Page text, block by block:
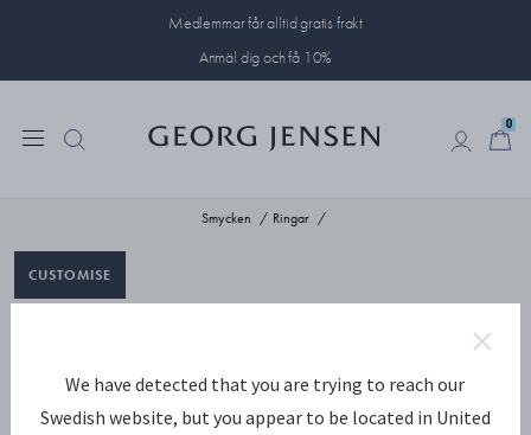
Medlemmar får alltid gratis frakt
Anmäl dig och få 10%
0
Smycken Ringar
We have detected that you are trying to reach our
Swedish website, but you appear to be located in United